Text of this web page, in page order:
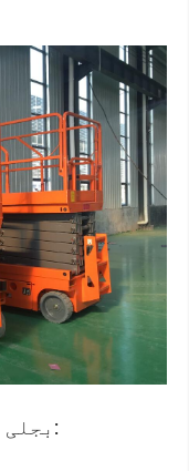
بجلی پیرامیٹر: